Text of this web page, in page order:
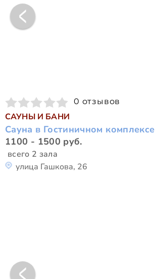
0 отзывов
САУНЫ И БАНИ
Сауна в Гостиничном комплексе
1100 - 1500 руб.
всего 2 зала
улица Гашкова, 26